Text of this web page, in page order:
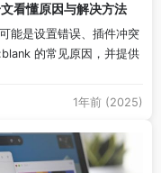
看懂原因与解决方法
能是设置错误、插件冲突
的常见原因，并提供
1年前 (2025)